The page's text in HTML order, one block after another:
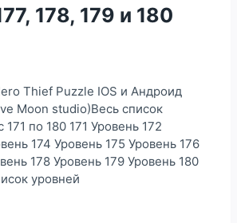
178, 179 и 180
Thief Puzzle IOS и Андроид
Moon studio)Весь список
171 по 180 171 Уровень 172
174 Уровень 175 Уровень 176
178 Уровень 179 Уровень 180
уровней